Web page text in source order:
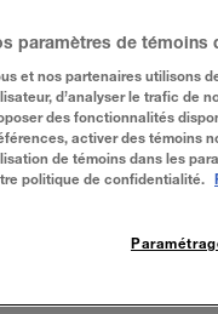
paramètres de témoins
et nos partenaires utilisons
d’analyser le trafic de
des fonctionnalités
activer des témoins
de témoins dans les
politique de confidentialité.